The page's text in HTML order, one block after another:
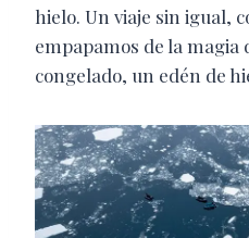
hielo. Un viaje sin igual,
empapamos de la magia
congelado, un edén de